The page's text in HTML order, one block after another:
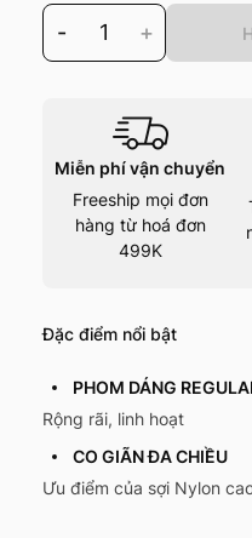
- 1 +
Miễn phí vận chuyển
Freeship mọi đơn
hàng từ hoá đơn
499K
Đặc điểm nổi bật
PHOM DÁNG
Rộng rãi, linh hoạt
CO GIÃN ĐA CHIỀU
Ưu điểm của sợi Nylon